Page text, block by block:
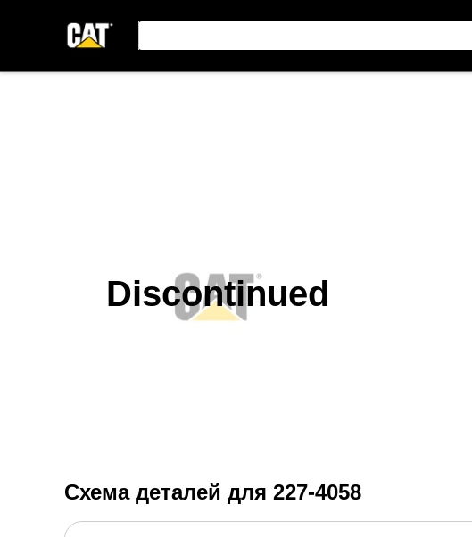
Discontinued
Схема деталей для 227-4058